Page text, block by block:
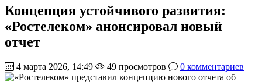
Концепция устойчивого развития:
«Ростелеком» анонсировал новый
отчет
4 марта 2026, 14:49 49 просмотров 0 комментариев